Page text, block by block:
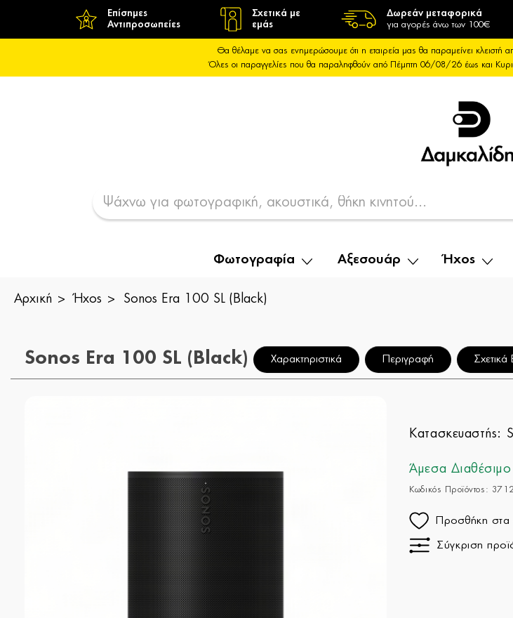
Επίσημες
Αντιπροσωπείες
Σχετικά με
εμάς
Δωρεάν μεταφορικά
για αγορές άνω των 100€
Θα θέλαμε να σας ενημερώσουμε ότι η εταιρεία μας θα παραμείνει
Όλες οι παραγγελίες που θα παραληφθούν από Πέμπτη 06/08/26 έως και
Φωτογραφία Αξεσουάρ Ήχος
Αρχική Ήχος Sonos Era 100 SL (Black)
Sonos Era 100 SL (Black) Χαρακτηριστικά Περιγραφή Σχετικά
Κατασκευαστής:
Άμεσα Διαθέσιμο
Κωδικός Προϊόντος:
Προσθήκη στα
Σύγκριση